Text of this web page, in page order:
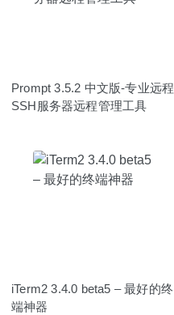
Prompt 3.5.2 中文版-专业远程
SSH服务器远程管理工具
iTerm2 3.4.0 beta5 – 最好的终
端神器